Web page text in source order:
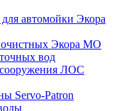
автомойки Экора
Экора МО
вод
ЛОС
Servo-Patron